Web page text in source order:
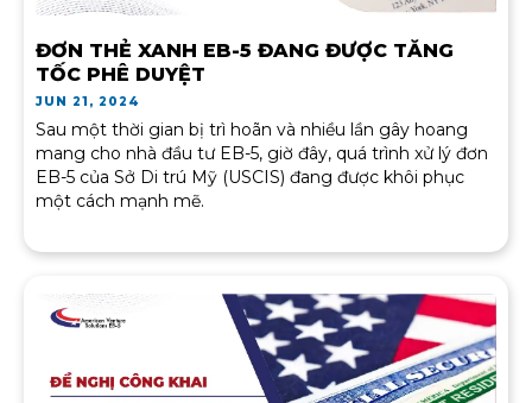
ĐƠN THẺ XANH EB-5 ĐANG ĐƯỢC TĂNG
TỐC PHÊ DUYỆT
JUN 21, 2024
Sau một thời gian bị trì hoãn và nhiều lần gây hoang
mang cho nhà đầu tư EB-5, giờ đây, quá trình xử lý đơn
EB-5 của Sở Di trú Mỹ (USCIS) đang được khôi phục
một cách mạnh mẽ.